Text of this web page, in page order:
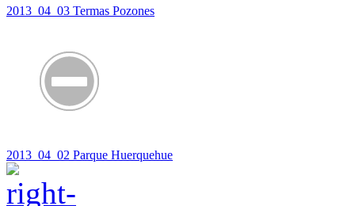
2013_04_03 Termas Pozones
2013_04_02 Parque Huerquehue